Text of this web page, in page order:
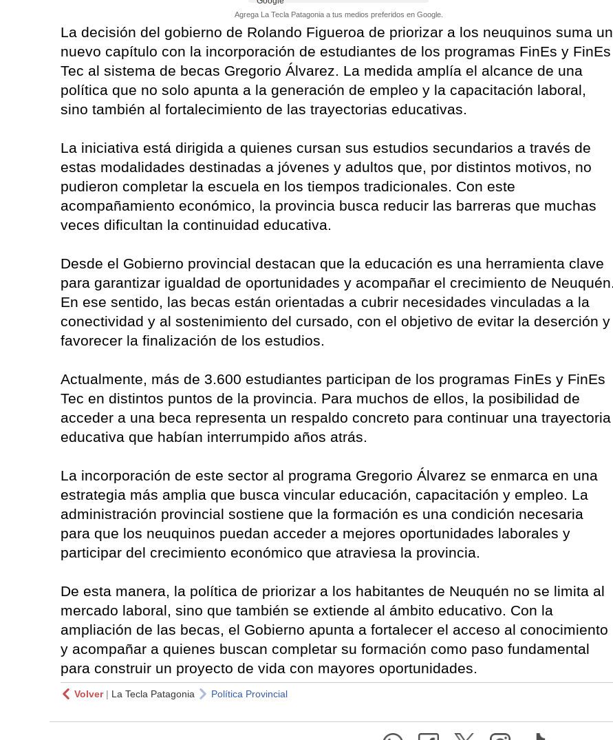
Agrega La Tecla Patagonia a tus medios preferidos en Google.
La decisión del gobierno de Rolando Figueroa de priorizar a los neuquinos suma un
nuevo capítulo con la incorporación de estudiantes de los programas FinEs y FinEs
Tec al sistema de becas Gregorio Álvarez. La medida amplía el alcance de una
política que no solo apunta a la generación de empleo y la capacitación laboral,
sino también al fortalecimiento de las trayectorias educativas.
La iniciativa está dirigida a quienes cursan sus estudios secundarios a través de
estas modalidades destinadas a jóvenes y adultos que, por distintos motivos, no
pudieron completar la escuela en los tiempos tradicionales. Con este
acompañamiento económico, la provincia busca reducir las barreras que muchas
veces dificultan la continuidad educativa.
Desde el Gobierno provincial destacan que la educación es una herramienta clave
para garantizar igualdad de oportunidades y acompañar el crecimiento de Neuquén.
En ese sentido, las becas están orientadas a cubrir necesidades vinculadas a la
conectividad y al sostenimiento del cursado, con el objetivo de evitar la deserción y
favorecer la finalización de los estudios.
Actualmente, más de 3.600 estudiantes participan de los programas FinEs y FinEs
Tec en distintos puntos de la provincia. Para muchos de ellos, la posibilidad de
acceder a una beca representa un respaldo concreto para continuar una trayectoria
educativa que habían interrumpido años atrás.
La incorporación de este sector al programa Gregorio Álvarez se enmarca en una
estrategia más amplia que busca vincular educación, capacitación y empleo. La
administración provincial sostiene que la formación es una condición necesaria
para que los neuquinos puedan acceder a mejores oportunidades laborales y
participar del crecimiento económico que atraviesa la provincia.
De esta manera, la política de priorizar a los habitantes de Neuquén no se limita al
mercado laboral, sino que también se extiende al ámbito educativo. Con la
ampliación de las becas, el Gobierno apunta a fortalecer el acceso al conocimiento
y acompañar a quienes buscan completar su formación como paso fundamental
para construir un proyecto de vida con mayores oportunidades.
Volver| La Tecla Patagonia Política Provincial